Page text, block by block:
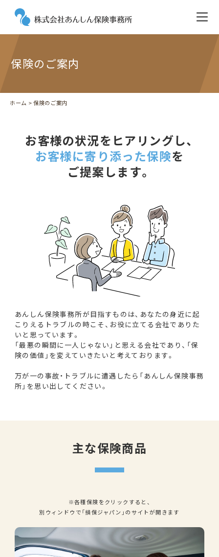
保険のご案内
ホーム > 保険のご案内
お客様の状況をヒアリングし、
お客様に寄り添った保険を
ご提案します。
あんしん保険事務所が目指すものは、あなたの身近に起
こりえるトラブルの時こそ、お役に立てる会社でありた
いと思っています。
「最悪の瞬間に一人じゃない」と思える会社であり、「保
険の価値」を変えていきたいと考えております。
万が一の事故・トラブルに遭遇したら「あんしん保険事務
所」を思い出してください。
主な保険商品
※各種保険をクリックすると、
別ウィンドウで「損保ジャパン」のサイトが開きます